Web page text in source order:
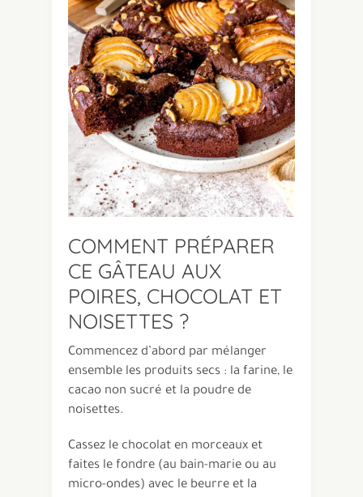
COMMENT PRÉPARER
CE GÂTEAU AUX
POIRES, CHOCOLAT ET
NOISETTES ?
Commencez d’abord par mélanger
ensemble les produits secs : la farine, le
cacao non sucré et la poudre de
noisettes.
Cassez le chocolat en morceaux et
faites le fondre (au bain-marie ou au
micro-ondes) avec le beurre et la